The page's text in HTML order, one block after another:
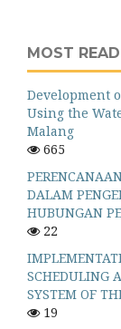
MOST
Development
Using the
Malang
665
DALAM
HUBUNGAN
22
SCHEDULING
SYSTEM OF
19